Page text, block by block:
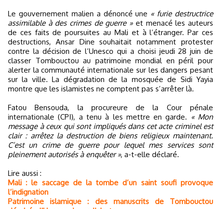
Le gouvernement malien a dénoncé une « furie destructrice
assimilable à des crimes de guerre »et menacé les auteurs
de ces faits de poursuites au Mali et à l’étranger. Par ces
destructions, Ansar Dine souhaitait notamment protester
contre la décision de l’Unesco qui a choisi jeudi 28 juin de
classer Tombouctou au patrimoine mondial en péril pour
alerter la communauté internationale sur les dangers pesant
sur la ville. La dégradation de la mosquée de Sidi Yayia
montre que les islamistes ne comptent pas s’arrêter là.
Fatou Bensouda, la procureure de la Cour pénale
internationale (CPI), a tenu à les mettre en garde. « Mon
message à ceux qui sont impliqués dans cet acte criminel est
clair : arrêtez la destruction de biens religieux maintenant.
C’est un crime de guerre pour lequel mes services sont
pleinement autorisés à enquêter », a-t-elle déclaré.
Lire aussi :
Mali : le saccage de la tombe d’un saint soufi provoque
l’indignation
Patrimoine islamique : des manuscrits de Tombouctou